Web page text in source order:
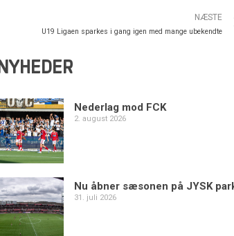
NÆSTE
U19 Ligaen sparkes i gang igen med mange ubekendte
Nederlag mod FCK
2. august 2026
Nu åbner sæsonen på JYSK
31. juli 2026